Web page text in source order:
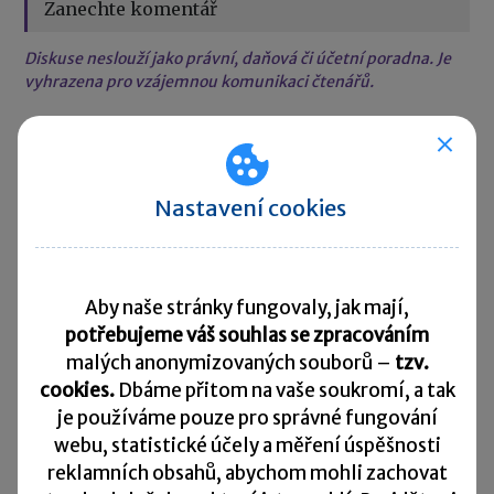
Zanechte komentář
Diskuse neslouží jako právní, daňová či účetní poradna. Je
vyhrazena pro vzájemnou komunikaci čtenářů.
přihlaste
Rychlé zprávy
ČSSZ vydala nového průvodce pro OSVČ
28. 07. 2026|Počet OSVČ v Česku dál roste. Na konci
roku 2025 jich bylo více než 1,17 milionu. ČSSZ proto
vydala nového Průvodce sociálním zabezpečením pro
Nastavení cookies
Aby naše stránky fungovaly, jak mají,
potřebujeme váš souhlas se zpracováním
malých anonymizovaných souborů – tzv.
cookies. Dbáme přitom na vaše soukromí, a tak
je používáme pouze pro správné fungování
webu, statistické účely a měření úspěšnosti
reklamních obsahů, abychom mohli zachovat